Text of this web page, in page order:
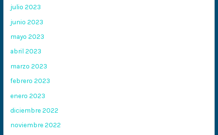
julio 2023
junio 2023
mayo 2023
abril 2023
marzo 2023
febrero 2023
enero 2023
diciembre 2022
noviembre 2022